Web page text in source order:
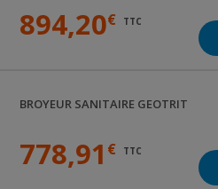
894,20€ TTC
BROYEUR SANITAIRE GEOTRIT
778,91 € TTC